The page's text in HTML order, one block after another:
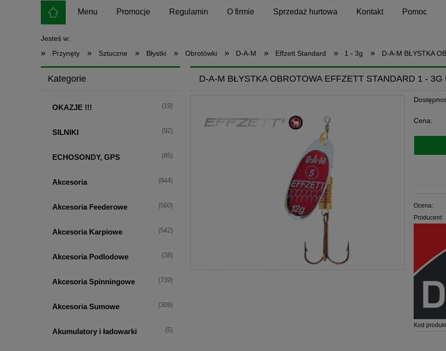
Menu Promocje Regulamin O firmie Sprzedaż hurtowa Kontakt Pomoc
Jesteś w:
» Przynęty » Sztuczne » Błystki » Obrotówki » D-A-M » Effzett Standard » 1 - 3g » D-A-M BŁYSTKA
Kategorie
OKAZJE !!! (19)
SILNIKI (92)
ECHOSONDY, GPS (85)
Akcesoria (844)
Akcesoria Feederowe (560)
Akcesoria Karpiowe (542)
Akcesoria Podlodowe (38)
Akcesoria Spinningowe (739)
Akcesoria Sumowe (309)
Akumulatory i ładowarki (5)
D-A-M BŁYSTKA OBROTOWA EFFZETT STANDARD 1 - 3G
Cena:
Ocena:
Producent:
Kod